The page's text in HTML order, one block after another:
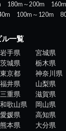
180m～200m
100m～120m
一覧
岩手県 宮城県
茨城県 栃木県
東京都 神奈川県
福井県 山梨県
三重県 滋賀県
和歌山県 岡山県
愛媛県 高知県
熊本県 大分県